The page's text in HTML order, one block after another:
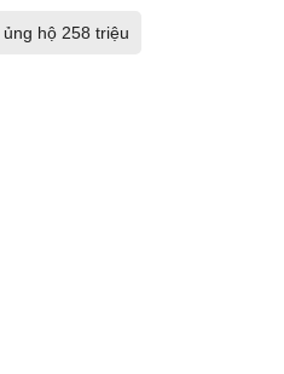
ủng hộ 258 triệu